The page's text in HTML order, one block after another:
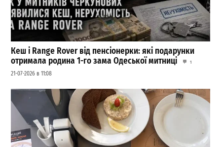
Кеш і Range Rover від пенсіонерки: які подарунки
отримала родина 1-го зама Одеської митниці
1
21-07-2026 в 11:08